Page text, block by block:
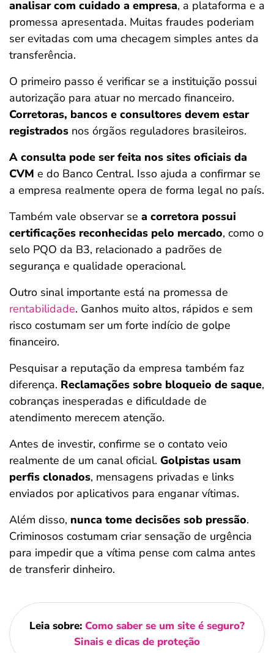
analisar com cuidado a empresa, a plataforma e a
promessa apresentada. Muitas fraudes poderiam
ser evitadas com uma checagem simples antes da
transferência.
O primeiro passo é verificar se a instituição possui
autorização para atuar no mercado financeiro.
Corretoras, bancos e consultores devem estar
registrados nos órgãos reguladores brasileiros.
A consulta pode ser feita nos sites oficiais da
CVM e do Banco Central. Isso ajuda a confirmar se
a empresa realmente opera de forma legal no país.
Também vale observar se a corretora possui
certificações reconhecidas pelo mercado, como o
selo PQO da B3, relacionado a padrões de
segurança e qualidade operacional.
Outro sinal importante está na promessa de
rentabilidade. Ganhos muito altos, rápidos e sem
risco costumam ser um forte indício de golpe
financeiro.
Pesquisar a reputação da empresa também faz
diferença. Reclamações sobre bloqueio de saque,
cobranças inesperadas e dificuldade de
atendimento merecem atenção.
Antes de investir, confirme se o contato veio
realmente de um canal oficial. Golpistas usam
perfis clonados, mensagens privadas e links
enviados por aplicativos para enganar vítimas.
Além disso, nunca tome decisões sob pressão.
Criminosos costumam criar sensação de urgência
para impedir que a vítima pense com calma antes
de transferir dinheiro.
Leia sobre: Como saber se um site é seguro?
Sinais e dicas de proteção